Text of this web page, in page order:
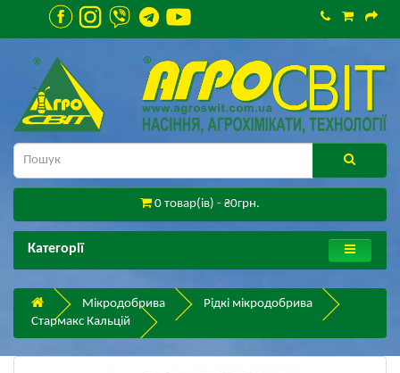
0 товар(ів) - ₴0грн.
Категорії
Мікродобрива
Рідкі мікродобрива
Стармакс Кальцій